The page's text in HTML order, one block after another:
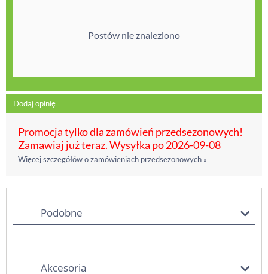
Postów nie znaleziono
Dodaj opinię
Promocja tylko dla zamówień przedsezonowych!
Zamawiaj już teraz. Wysyłka po 2026-09-08
Więcej szczegółów o zamówieniach przedsezonowych »
Podobne
Akcesoria